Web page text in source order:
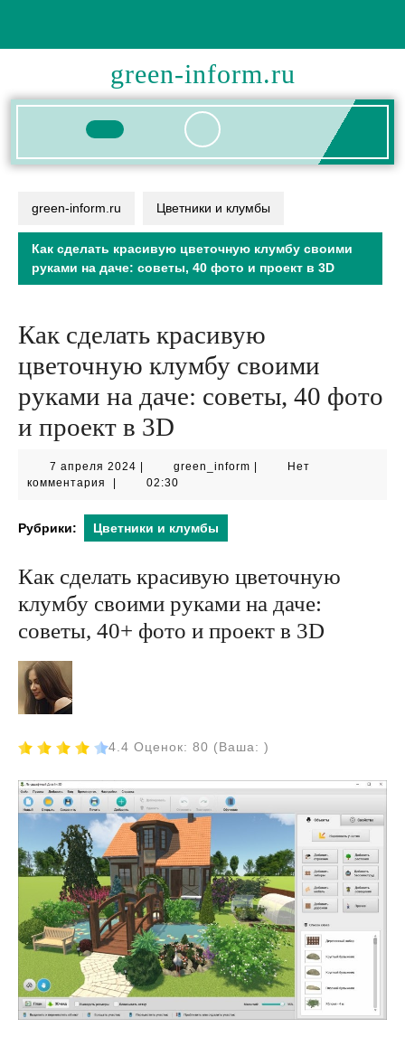
содержимому
green-inform.ru
Кнопка
green-inform.ru Цветники и клумбы
Как сделать красивую цветочную клумбу своими
руками на даче: советы, 40 фото и проект в 3D
Как сделать красивую
цветочную клумбу своими
руками на даче: советы, 40 фото
и проект в 3D
7 апреля 2024 7
апреля
green_informgreen_inform
Нет
комментария
02:30
Рубрики: Цветники и клумбы
Как сделать красивую цветочную
клумбу своими руками на даче:
советы, 40+ фото и проект в 3D
4.4 Оценок: 80 (Ваша: )